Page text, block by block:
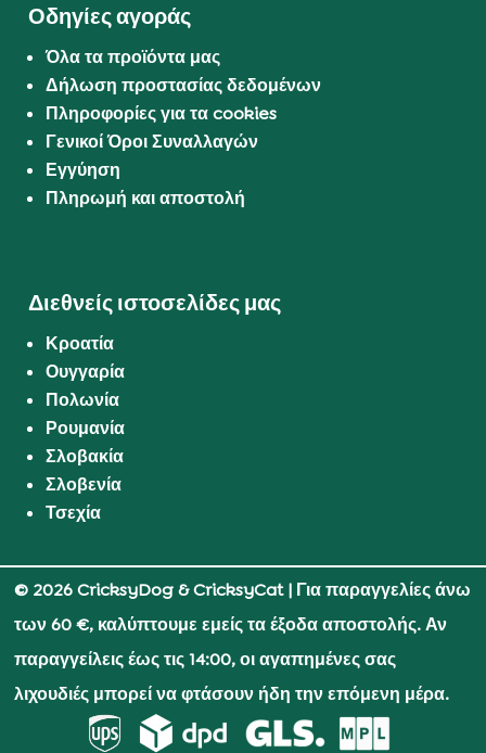
Οδηγίες αγοράς
Όλα τα προϊόντα μας
Δήλωση προστασίας δεδομένων
Πληροφορίες για τα cookies
Γενικοί Όροι Συναλλαγών
Εγγύηση
Πληρωμή και αποστολή
Διεθνείς ιστοσελίδες μας
Κροατία
Ουγγαρία
Πολωνία
Ρουμανία
Σλοβακία
Σλοβενία
Τσεχία
© 2026 CricksyDog & CricksyCat| Για παραγγελίες άνω
των 60 €, καλύπτουμε εμείς τα έξοδα αποστολής. Αν
παραγγείλεις έως τις 14:00, οι αγαπημένες σας
λιχουδιές μπορεί να φτάσουν ήδη την επόμενη μέρα.